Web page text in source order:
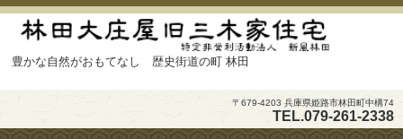
豊かな自然がおもてなし 歴史街道の町 林田
TEL.079-261-2338
〒679-4203 兵庫県姫路市林田町中構74